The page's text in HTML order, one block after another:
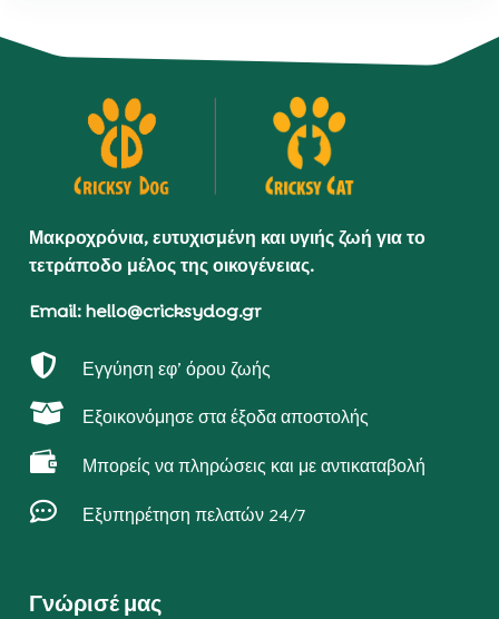
Μακροχρόνια, ευτυχισμένη και υγιής ζωή για το
τετράποδο μέλος της οικογένειας.
Email: hello@cricksydog.gr
 Εγγύηση εφ’ όρου ζωής
 Εξοικονόμησε στα έξοδα αποστολής
 Μπορείς να πληρώσεις και με αντικαταβολή
 Εξυπηρέτηση πελατών 24/7
Γνώρισέ μας